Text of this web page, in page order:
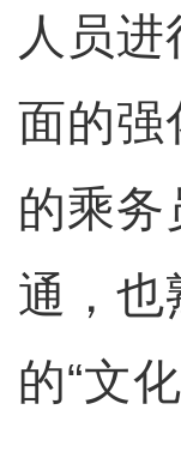
人员
面的强
的乘务
通，也
的“文